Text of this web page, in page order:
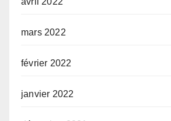
mars 2022
février 2022
janvier 2022